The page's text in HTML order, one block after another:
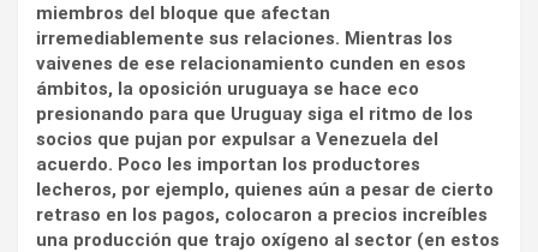
miembros del bloque que afectan
irremediablemente sus relaciones. Mientras los
vaivenes de ese relacionamiento cunden en esos
ámbitos, la oposición uruguaya se hace eco
presionando para que Uruguay siga el ritmo de los
socios que pujan por expulsar a Venezuela del
acuerdo. Poco les importan los productores
lecheros, por ejemplo, quienes aún a pesar de cierto
retraso en los pagos, colocaron a precios increíbles
una producción que trajo oxígeno al sector (en estos